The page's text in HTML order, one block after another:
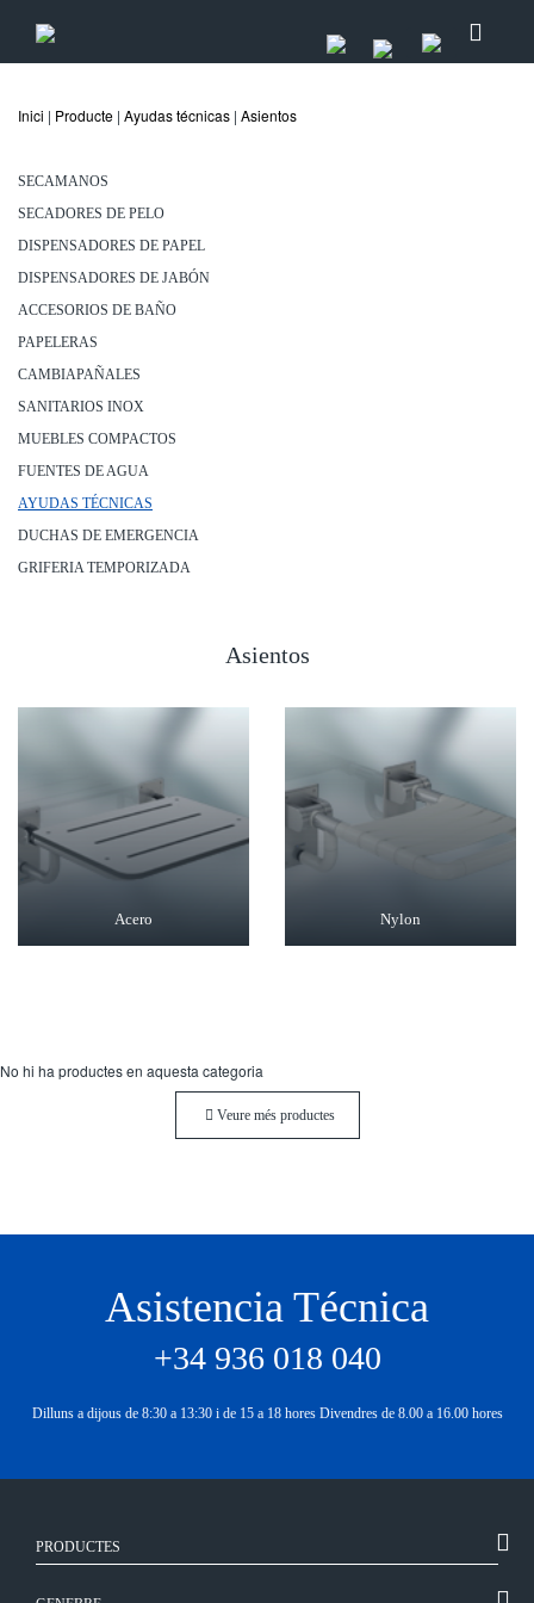
Inici | Producte | Ayudas técnicas | Asientos
SECAMANOS
SECADORES DE PELO
DISPENSADORES DE PAPEL
DISPENSADORES DE JABÓN
ACCESORIOS DE BAÑO
PAPELERAS
CAMBIAPAÑALES
SANITARIOS INOX
MUEBLES COMPACTOS
FUENTES DE AGUA
AYUDAS TÉCNICAS
DUCHAS DE EMERGENCIA
GRIFERIA TEMPORIZADA
Asientos
Acero Nylon
No hi ha productes en aquesta categoria
Veure més productes
Asistencia Técnica
+34 936 018 040
Dilluns a dijous de 8:30 a 13:30 i de 15 a 18 hores Divendres de 8.00 a 16.00 hores
PRODUCTES